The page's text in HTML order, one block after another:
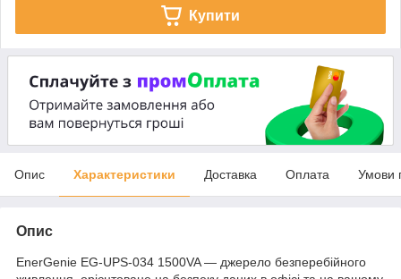
Купити
Опис Характеристики Доставка Оплата Умови
Опис
EnerGenie EG-UPS-034 1500VA — джерело безперебійного